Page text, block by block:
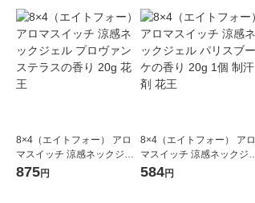
8×4（エイトフォー） アロ
マスイッチ 涼感ネックジェ
ル プロヴァンステラスの香
875円
8×4（エイトフォー） アロ
マスイッチ 涼感ネックジェ
ル パリスブーケの香り 20g
584円